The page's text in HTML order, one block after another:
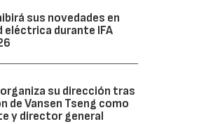
sus novedades en
eléctrica durante IFA
su dirección tras
de Vansen Tseng como
y director general